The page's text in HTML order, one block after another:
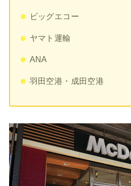
ビッグエコー
ヤマト運輸
ANA
羽田空港・成田空港